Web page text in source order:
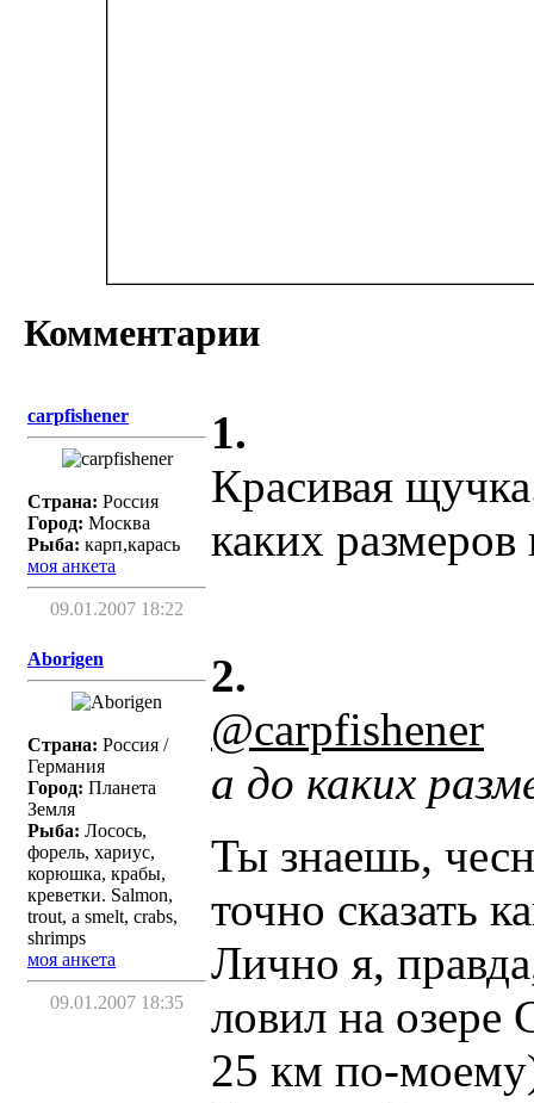
Комментарии
carpfishener
Страна: Россия
Город: Москва
Рыба: карп,карась
моя анкета
09.01.2007 18:22
1.
Красивая
каких размеров
Aborigen
Страна: Россия /
Германия
Город: Планета
Земля
Рыба: Лосось,
форель, хариус,
корюшка, крабы,
креветки. Salmon,
trout, a smelt, crabs,
shrimps
моя анкета
09.01.2007 18:35
2.
@carpfishener
а до каких
Ты знаешь,
точно сказать
Лично я,
ловил на озере
25 км по-